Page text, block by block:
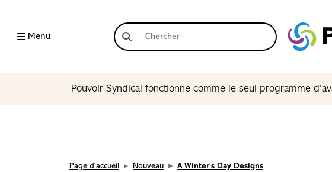
Menu
Pouvoir Syndical fonctionne comme le seul programme
Page d'accueil Nouveau A Winter's Day Designs